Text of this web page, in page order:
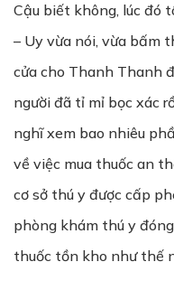
Cậu biết không, lúc đó
– Uy vừa nói, vừa bấm
cửa cho Thanh Thanh
người đã tỉ mỉ bọc xác
nghĩ xem bao nhiêu
về việc mua thuốc an
cơ sở thú y được cấp
phòng khám thú y
thuốc tồn kho như thế